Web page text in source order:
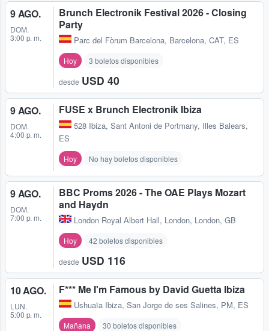
9 AGO.
DOM.
3:00 p. m.
Brunch Electronik Festival 2026 - Closing
Party
Parc del Fòrum Barcelona, Barcelona, CAT, ES
Hoy 3 boletos disponibles
desde USD 40
9 AGO.
DOM.
4:00 p. m.
FUSE x Brunch Electronik Ibiza
528 Ibiza, Sant Antoni de Portmany, Illes Balears,
ES
Hoy No hay boletos disponibles
9 AGO.
DOM.
7:00 p. m.
BBC Proms 2026 - The OAE Plays Mozart
and Haydn
London Royal Albert Hall, London, London, GB
Hoy 42 boletos disponibles
desde USD 116
10 AGO.
LUN.
5:00 p. m.
F*** Me I'm Famous by David Guetta Ibiza
Ushuaïa Ibiza, San Jorge de ses Salines, PM, ES
Mañana 30 boletos disponibles